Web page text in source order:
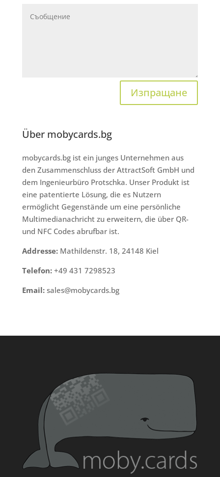
Изпращане
Über mobycards.bg
mobycards.bg ist ein junges Unternehmen aus
den Zusammenschluss der AttractSoft GmbH und
dem Ingenieurbüro Protschka. Unser Produkt ist
eine patentierte Lösung, die es Nutzern
ermöglicht Gegenstände um eine persönliche
Multimedianachricht zu erweitern, die über QR-
und NFC Codes abrufbar ist.
Addresse:Mathildenstr. 18, 24148 Kiel
Telefon:+49 431 7298523
Email:sales@mobycards.bg